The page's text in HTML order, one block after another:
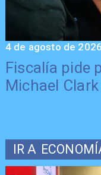
Fiscalía pide
Michael
4 de agosto de 2026
IR A